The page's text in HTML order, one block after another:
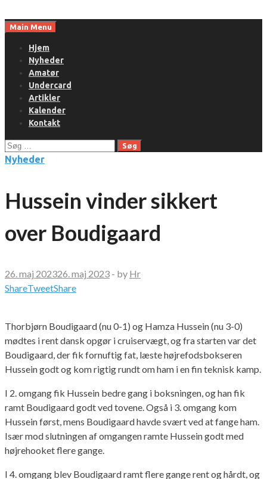
toMain Menu
Hjem
Nyheder
Amatør
Undercard
Artikler
Kalender
Kontakt
Søg
efter:
Nyheder
Hussein vinder sikkert
over Boudigaard
26. maj 202326. maj 2023 - by Hr
ShareTweetShare
Thorbjørn Boudigaard (nu 0-1) og Hamza Hussein (nu 3-0)
mødtes i rent dansk opgør i cruiservægt, og fra starten var det
Boudigaard, der fik fornuftig fat, læste højrefodsbokseren
Hussein godt og kom rigtig rundt om ham i en fin teknisk kamp.
I 2. omgang fik Hussein bedre gang i boksningen, og han fik
ramt Boudigaard godt ved tovene. Også i 3. omgang kom
Hussein først, mens Boudigaard havde svært ved at fange ham.
Især mod slutningen af omgangen ramte Hussein godt med
højrehooket flere gange.
I 4. omgang blev Boudigaard ramt flere gange rent og hårdt, og